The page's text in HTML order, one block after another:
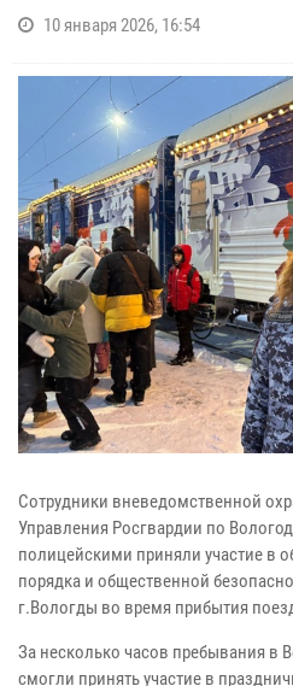
10 января 2026, 16:54
Сотрудники вневедомственной
Управления Росгвардии по
полицейскими приняли участие в
порядка и общественной
г.Вологды во время прибытия
За несколько часов пребывания в
смогли принять участие в